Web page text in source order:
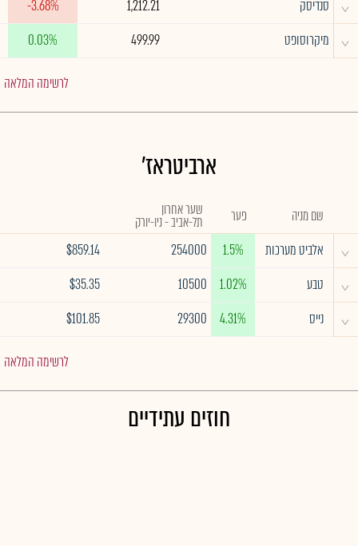
^ סנדיסק 1,212.21
-3.68%
^ מיקרוסופט 499.99
0.03%
לרשימה המלאה
ארביטראז'
שם מניה פער שער אחרון
תל-אביב - ניו-יורק
^ אלביט מערכות 1.5%
254000
$859.14
^ טבע 1.02%
10500
$35.35
^ נייס 4.31%
29300
$101.85
לרשימה המלאה
חוזים עתידיים